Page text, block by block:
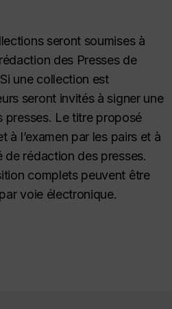
seront soumises à
des Presses de
une collection est
seront invités à signer une
presses. Le titre proposé
à l’examen par les pairs et à
de rédaction des presses.
complets peuvent être
voie électronique.